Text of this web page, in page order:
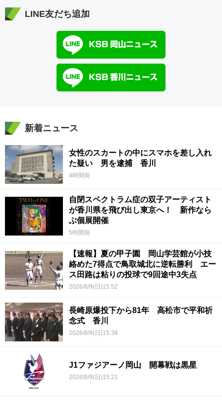
LINE友だち追加
新着ニュース
女性のスカートの中にスマホを差し入れ
た疑い 男を逮捕 香川
4時間前
自閉スペクトラム症の双子アーティスト
が香川県を飛び出し東京へ！ 新作なら
ぶ個展開催
5時間前
【速報】夏の甲子園 岡山学芸館が小技
絡めた7得点で鳥取城北に逆転勝利 エー
ス田路は粘りの投球で9回途中3失点
2026/8/9(日)15:52
長崎原爆投下から81年 高松市で平和祈
念式 香川
2026/8/9(日)15:38
J1ファジアーノ岡山 開幕戦は黒星
2026/8/9(日)15:21